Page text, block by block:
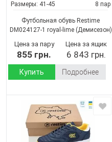
Размеры: 41-45 8 пар
Футбольная обувь Restime
DM024127-1 royal-lime(Демисезон)
Цена за пару
855 грн.
Цена за ящик
6 843 грн.
Купить Подробнее